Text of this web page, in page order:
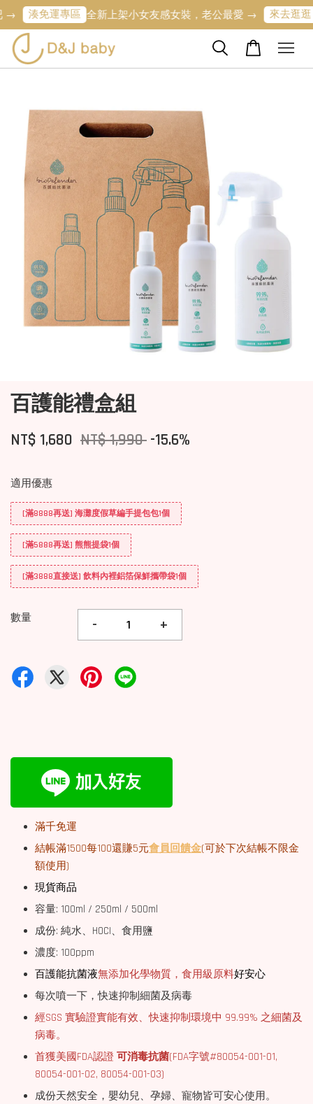
免運專區 全新上架小女友感女裝，老公最愛 → 來去逛逛 寶寶
百護能禮盒組
NT$ 1,680 NT$ 1,990 -15.6%
適用優惠
[滿8888再送] 海灘度假草編手提包包1個
[滿5888再送] 熊熊提袋1個
[滿3888直接送] 飲料內裡鋁箔保鮮攜帶袋1個
數量 - +
滿千免運
結帳滿1500每100還賺5元會員回饋金(可於下次結帳不限金
額使用)
現貨商品
容量: 100ml / 250ml / 500ml
成份: 純水、HOCI、食用鹽
濃度: 100ppm
百護能抗菌液無添加化學物質，食用級原料好安心
每次噴一下，快速抑制細菌及病毒
經SGS 實驗證實能有效、快速抑制環境中 99.99% 之細菌及
病毒。
首獲美國FDA認證 可消毒抗菌(FDA字號#80054-001-01,
80054-001-02, 80054-001-03)
成份天然安全，嬰幼兒、孕婦、寵物皆可安心使用。